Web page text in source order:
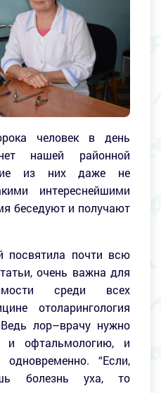
человек в день
нашей районной
из них даже не
интереснейшими
беседуют и получают
посвятила почти всю
очень важна для
среди всех
отоларингология
лор–врачу нужно
и офтальмологию, и
“Если,
болезнь уха, то